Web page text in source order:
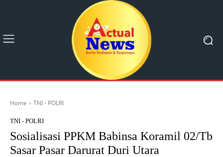
Home TNI - POLRI
TNI - POLRI
Sosialisasi PPKM Babinsa Koramil 02/Tb
Sasar Pasar Darurat Duri Utara